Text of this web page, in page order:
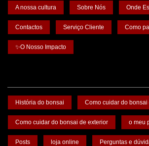
A nossa cultura Sobre Nós Onde
Contactos Serviço Cliente Como
✨O Nosso Impacto
História do bonsai Como cuidar do
Como cuidar do bonsai de exterior o meu
Posts loja online Perguntas e